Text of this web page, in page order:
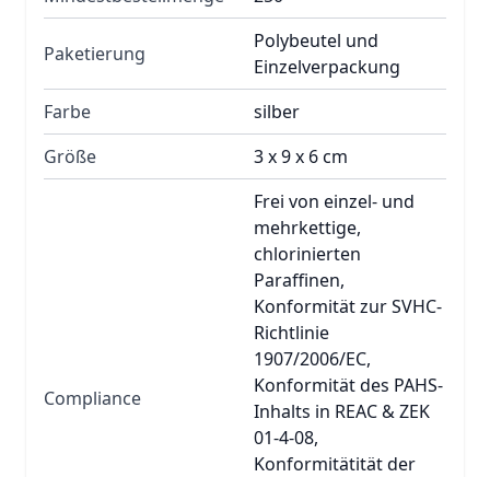
Paketierung
Polybeutel und
Einzelverpackung
Farbe
silber
Größe
3 x 9 x 6 cm
Compliance
Frei von einzel- und
mehrkettige,
chlorinierten
Paraffinen,
Konformität zur SVHC-
Richtlinie
1907/2006/EC,
Konformität des PAHS-
Inhalts in REAC & ZEK
01-4-08,
Konformitätität der